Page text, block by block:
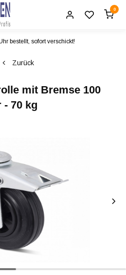
0
bestellt, sofort verschickt!
Zurück
mit Bremse 100
- 70 kg